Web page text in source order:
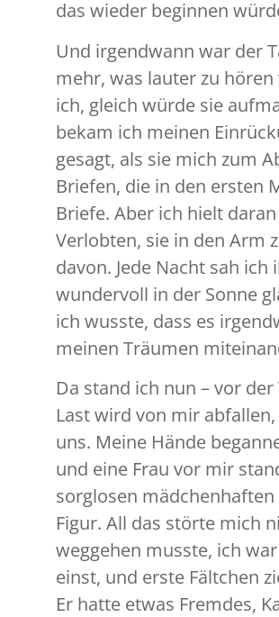
das wieder beginnen
Und irgendwann war der
mehr, was lauter zu
ich, gleich würde sie
bekam ich meinen
gesagt, als sie mich zum
Briefen, die in den ersten
Briefe. Aber ich hielt
Verlobten, sie in den Arm
davon. Jede Nacht sah
wundervoll in der Sonne
ich wusste, dass es
meinen Träumen
Da stand ich nun – vor
Last wird von mir
uns. Meine Hände
und eine Frau vor mir
sorglosen
Figur. All das störte mich
weggehen musste, ich
einst, und erste Fältchen
Er hatte etwas Fremdes,